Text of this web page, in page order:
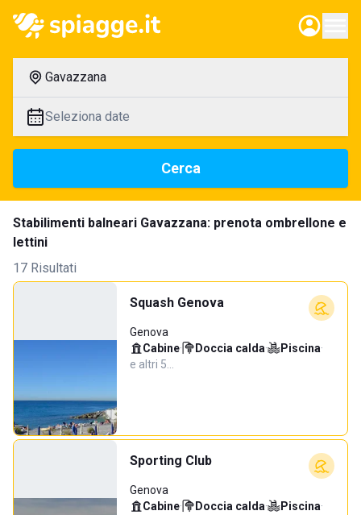
Gavazzana
Seleziona date
Cerca
Stabilimenti balneari Gavazzana: prenota ombrellone e
lettini
17 Risultati
Squash Genova
Genova
Cabine· Doccia calda· Piscina·
e altri 5…
Sporting Club
Genova
Cabine· Doccia calda· Piscina·